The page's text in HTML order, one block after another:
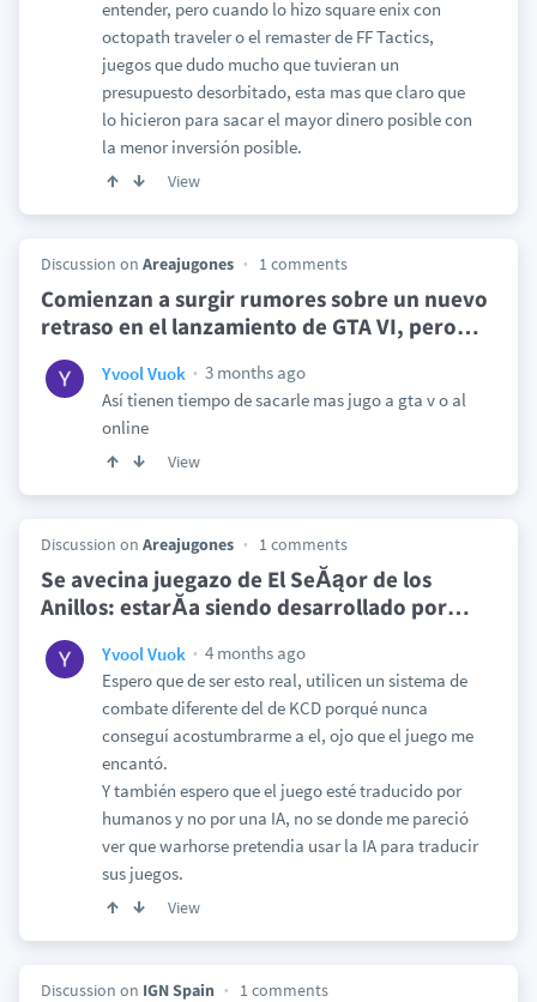
entender, pero cuando lo hizo square enix con
octopath traveler o el remaster de FF Tactics,
juegos que dudo mucho que tuvieran un
presupuesto desorbitado, esta mas que claro que
lo hicieron para sacar el mayor dinero posible con
la menor inversión posible.
View
Discussion on Areajugones 1 comments
Comienzan a surgir rumores sobre un nuevo
retraso en el lanzamiento de GTA VI, pero…
Yvool Vuok
3 months ago
Así tienen tiempo de sacarle mas jugo a gta v o al
online
View
Discussion on Areajugones 1 comments
Se avecina juegazo de El SeĂąor de los
Anillos: estarĂ­a siendo desarrollado por…
Yvool Vuok
4 months ago
Espero que de ser esto real, utilicen un sistema de
combate diferente del de KCD porqué nunca
conseguí acostumbrarme a el, ojo que el juego me
encantó.
Y también espero que el juego esté traducido por
humanos y no por una IA, no se donde me pareció
ver que warhorse pretendia usar la IA para traducir
sus juegos.
View
Discussion on IGN Spain 1 comments